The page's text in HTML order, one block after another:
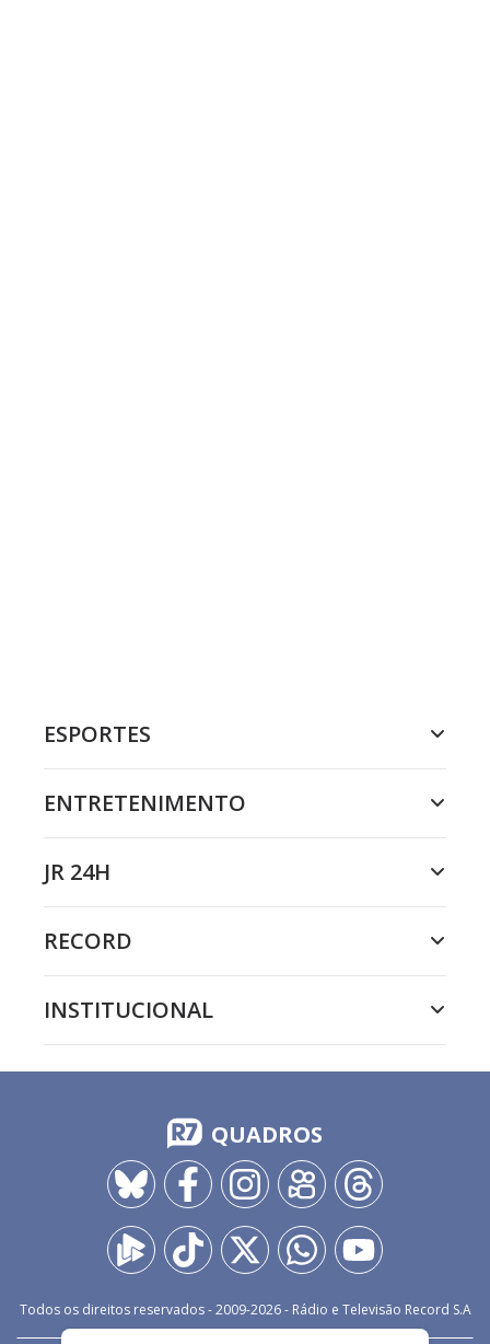
ESPORTES
ENTRETENIMENTO
JR 24H
RECORD
INSTITUCIONAL
QUADROS
Todos os direitos reservados - 2009-2026- Rádio e Televisão Record S.A